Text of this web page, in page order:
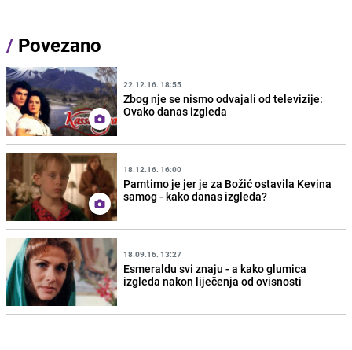
/ Povezano
22.12.16. 18:55
Zbog nje se nismo odvajali od televizije:
Ovako danas izgleda
18.12.16. 16:00
Pamtimo je jer je za Božić ostavila Kevina
samog - kako danas izgleda?
18.09.16. 13:27
Esmeraldu svi znaju - a kako glumica
izgleda nakon liječenja od ovisnosti